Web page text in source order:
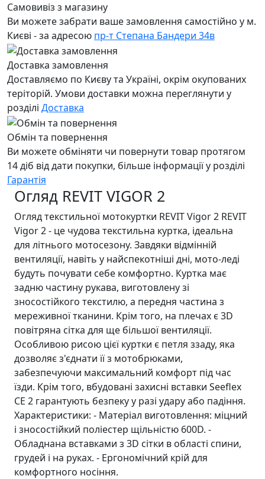
Самовивіз з магазину
Ви можете забрати ваше замовлення самостійно у м.
Києві - за адресою пр-т Степана Бандери 34в
Доставка замовлення
Доставляємо по Києву та Україні, окрім окупованих
теріторій. Умови доставки можна переглянути у
розділі Доставка
Обмін та повернення
Ви можете обміняти чи повернути товар протягом
14 діб від дати покупки, більше інформації у розділі
Гарантія
Огляд REVIT VIGOR 2
Огляд текстильної мотокуртки REVIT Vigor 2 REVIT
Vigor 2 - це чудова текстильна куртка, ідеальна
для літнього мотосезону. Завдяки відмінній
вентиляції, навіть у найспекотніші дні, мото-леді
будуть почувати себе комфортно. Куртка має
задню частину рукава, виготовлену зі
зносостійкого текстилю, а передня частина з
мереживної тканини. Крім того, на плечах є 3D
повітряна сітка для ще більшої вентиляції.
Особливою рисою цієї куртки є петля ззаду, яка
дозволяє з'єднати її з мотобрюками,
забезпечуючи максимальний комфорт під час
їзди. Крім того, вбудовані захисні вставки Seeflex
CE 2 гарантують безпеку у разі удару або падіння.
Характеристики: - Матеріал виготовлення: міцний
і зносостійкий поліестер щільністю 600D. -
Обладнана вставками з 3D сітки в області спини,
грудей і на руках. - Ергономічний крій для
комфортного носіння.